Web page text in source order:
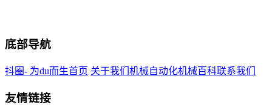
底部导航
抖圈- 为du而生首页 关于我们 机械自动化机械百科联系我们
友情链接